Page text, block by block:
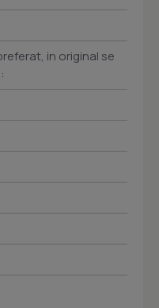
in original se